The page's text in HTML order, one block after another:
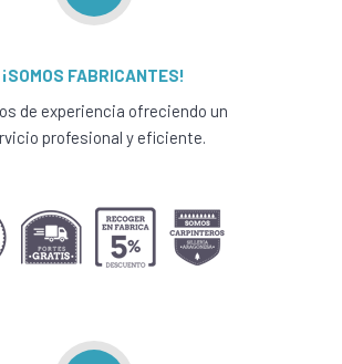
¡SOMOS FABRICANTES!
de experiencia ofreciendo un
profesional y eficiente.